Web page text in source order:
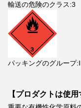
輸送の危険のクラス:3
パッキングのグループ
【プロダクトは使